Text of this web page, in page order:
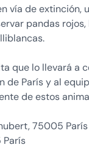
vía de extinción,
pandas
que lo llevará a
de París y al
de estos
75005
París